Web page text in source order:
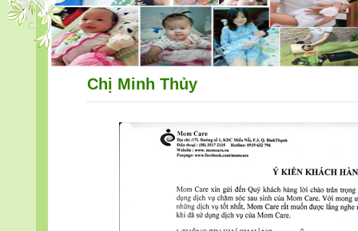
Chị Minh Thủy